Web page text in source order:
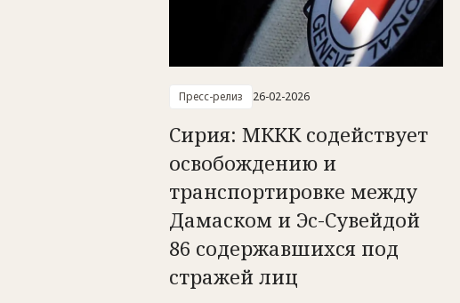
Пресс-релиз 26-02-2026
Сирия: МККК содействует
освобождению и
транспортировке между
Дамаском и Эс-Сувейдой
86 содержавшихся под
стражей лиц